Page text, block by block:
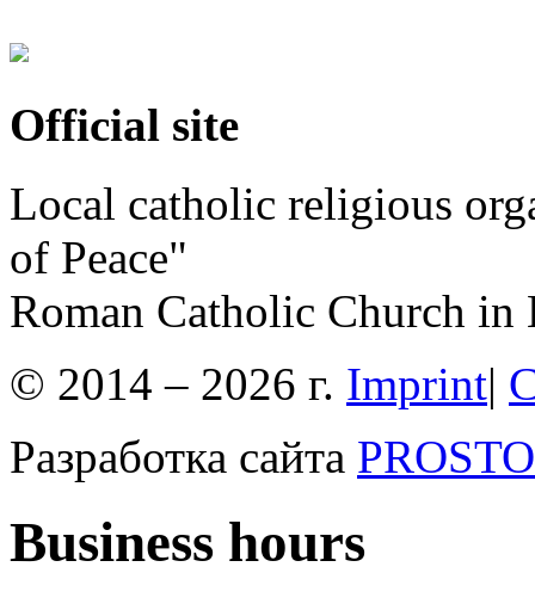
Official site
Local catholic religious
of Peace"
Roman Catholic Church in
© 2014 – 2026 г. Imprint|
Разработка сайта
Business hours